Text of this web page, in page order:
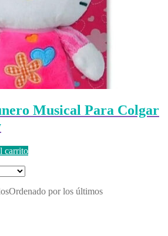
Musical Para Colgar
carrito
Ordenado por los últimos